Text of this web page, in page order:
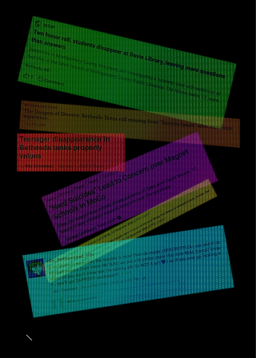
OOO OOOOOOOOO . [] OO OOO O O
OUCH - OOOOOOO OOOOOOO . O
OO OOOOOOOO OOOOOOOOO O
OOOOOOOWWWWW